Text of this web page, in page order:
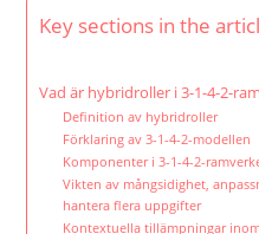
Key sections in the
Vad är hybridroller i 3-1-4-2-
Definition av hybridroller
Förklaring av 3-1-4-2-modellen
Komponenter i 3-1-4-2-
Vikten av mångsidighet,
hantera flera uppgifter
Kontextuella tillämpningar